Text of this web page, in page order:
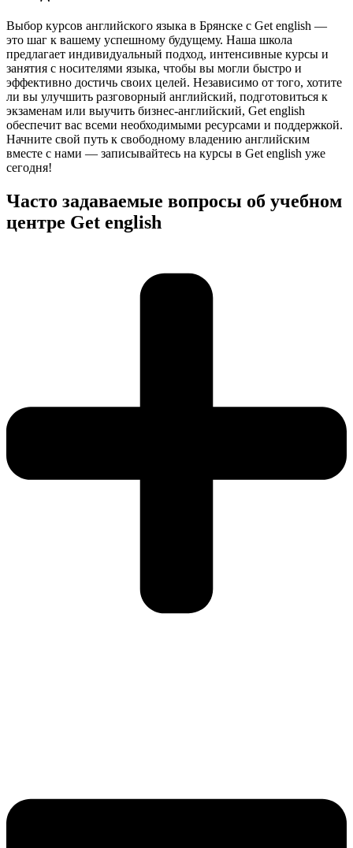
Выбор курсов английского языка в Брянске с Get english —
это шаг к вашему успешному будущему. Наша школа
предлагает индивидуальный подход, интенсивные курсы и
занятия с носителями языка, чтобы вы могли быстро и
эффективно достичь своих целей. Независимо от того, хотите
ли вы улучшить разговорный английский, подготовиться к
экзаменам или выучить бизнес-английский, Get english
обеспечит вас всеми необходимыми ресурсами и поддержкой.
Начните свой путь к свободному владению английским
вместе с нами — записывайтесь на курсы в Get english уже
сегодня!
Часто задаваемые вопросы об учебном
центре Get english